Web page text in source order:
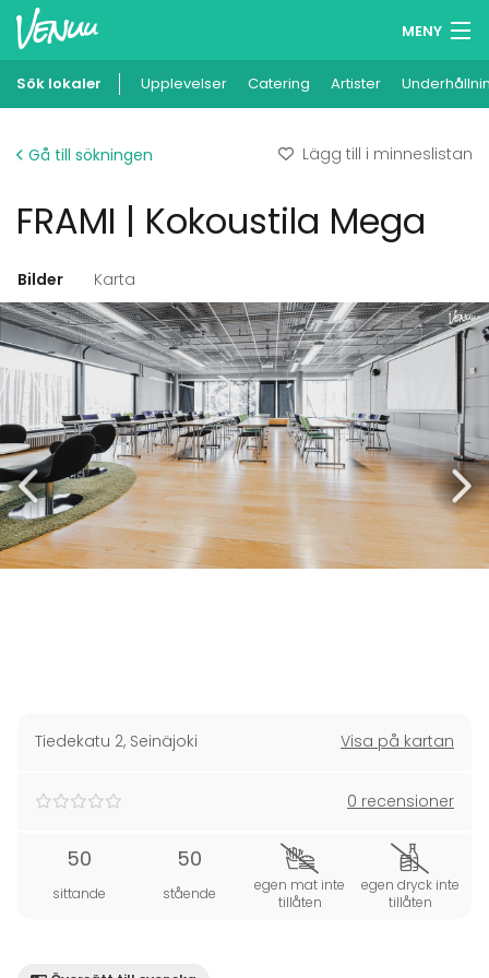
MENY
Minneslista
Lägg till din lokal
Sök lokaler Upplevelser Catering Artister
Gå till sökningen Lägg till i minneslistan
FRAMI | Kokoustila Mega
Bilder Karta
Tiedekatu 2, Seinäjoki Visa på kartan
0 recensioner
50
sittande
50
stående
egen mat inte
tillåten
egen dryck inte
tillåten